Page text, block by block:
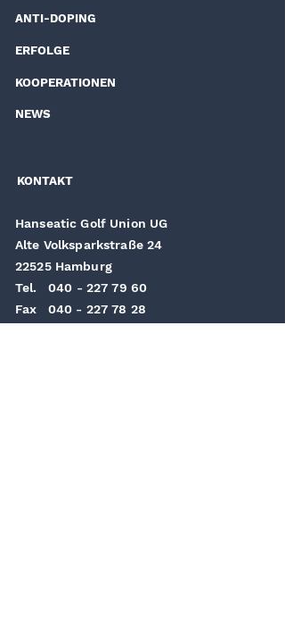
ANTI-DOPING
ERFOLGE
KOOPERATIONEN
NEWS
KONTAKT
Hanseatic Golf Union UG
Alte Volksparkstraße 24
22525 Hamburg
Tel. 040 - 227 79 60
Fax 040 - 227 78 28